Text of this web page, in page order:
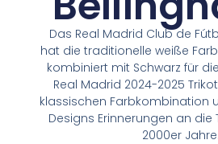
Das Real Madrid Club de
hat die traditionelle weiße
kombiniert mit Schwarz für
Real Madrid 2024-2025
klassischen Farbkombination
Designs Erinnerungen an die
2000er Jahre.